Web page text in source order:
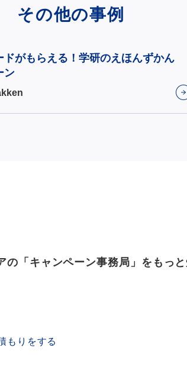
その他の事例
ドがもらえる！学研のえほんずかん
ン
の「キャンペーン事務局」をもっ
もりをする